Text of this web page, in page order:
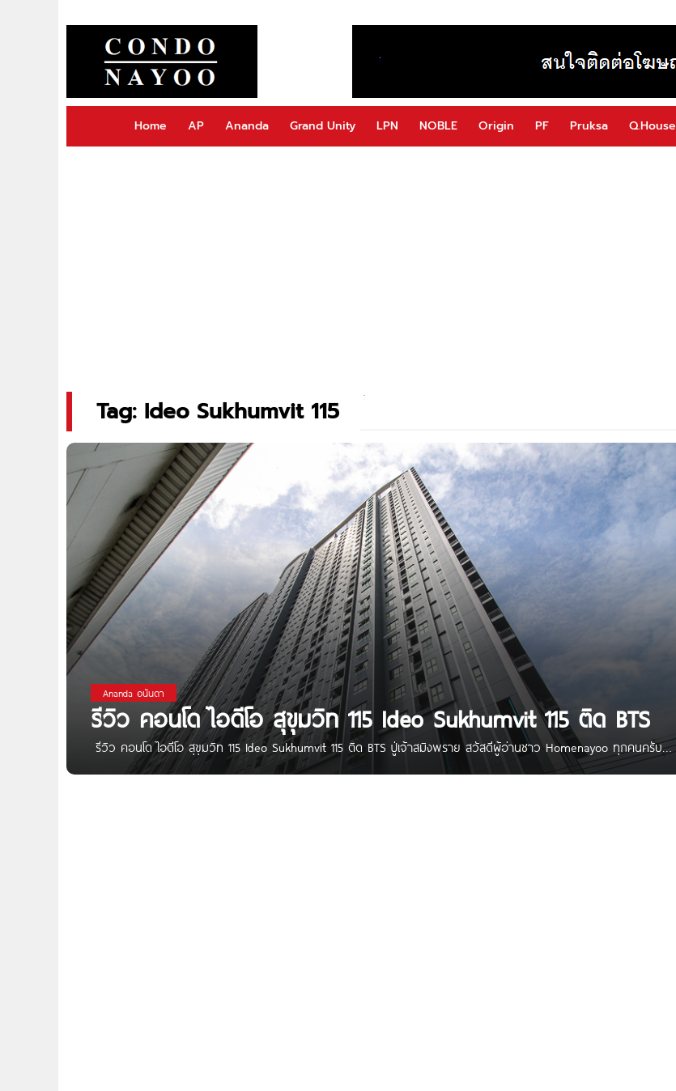
Home AP Ananda Grand Unity LPN NOBLE Origin PF Pruksa Q.House
Tag: Ideo Sukhumvit 115
Ananda อนันดา
รีวิว คอนโด ไอดีโอ สุขุมวิท 115 Ideo Sukhumvit 115 ติด BTS
รีวิว คอนโด ไอดีโอ สุขุมวิท 115 Ideo Sukhumvit 115 ติด BTS ปู่เจ้าสมิงพราย สวัสดีผู้อ่านชาว Homenayoo ทุกคนครับ
วันนี้ผมพามาชมโครงการ Ideo สุขุมวิท 115 (S115) จาก Ananda Development ตั้งอยู่ติดถนนสุขุมวิทช่วงก่อนถึงซอย